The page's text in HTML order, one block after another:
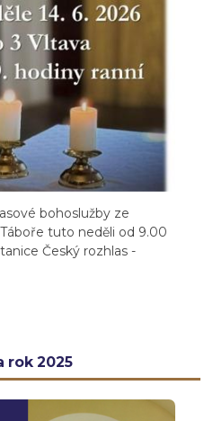
bohoslužby ze
tuto neděli od 9.00
Český rozhlas -
rok 2025